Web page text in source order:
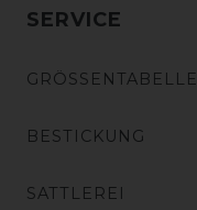
SERVICE
GRÖSSENTABELLE
BESTICKUNG
SATTLEREI